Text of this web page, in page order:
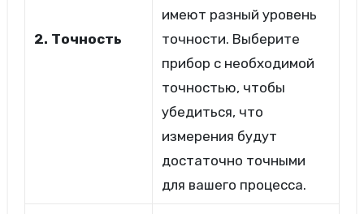
2. Точность
имеют разный уровень
точности. Выберите
прибор с необходимой
точностью, чтобы
убедиться, что
измерения будут
достаточно точными
для вашего процесса.